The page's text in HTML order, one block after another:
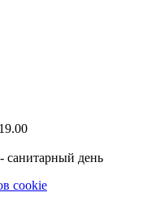
санитарный день
cookie